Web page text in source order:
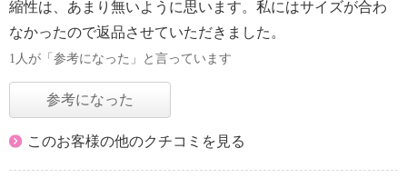
縮性は、あまり無いように思います。私にはサイズが合わ
なかったので返品させていただきました。
1人が「参考になった」と言っています
参考になった
このお客様の他のクチコミを見る